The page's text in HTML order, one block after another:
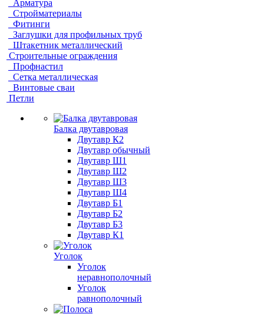
Арматура
Стройматериалы
Фитинги
Заглушки для профильных труб
Штакетник металлический
Строительные ограждения
Профнастил
Сетка металлическая
Винтовые сваи
Петли
Балка двутавровая
Двутавр К2
Двутавр обычный
Двутавр Ш1
Двутавр Ш2
Двутавр Ш3
Двутавр Ш4
Двутавр Б1
Двутавр Б2
Двутавр Б3
Двутавр К1
Уголок
Уголок
неравнополочный
Уголок
равнополочный